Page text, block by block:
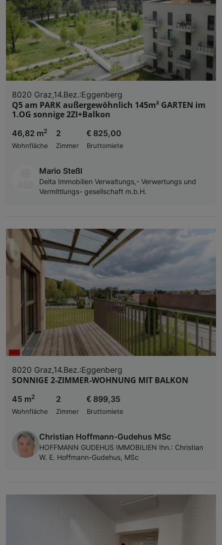
8020 Graz,14.Bez.:Eggenberg
Q5 am PARK außergewöhnlich 145m² GARTEN im
1.OG sonnige 2ZI+Balkon
46,82 m2
Wohnfläche
2
Zimmer
€ 825,00
Bruttomiete
Mario Steßl
Delta Immobilien Verwaltungs,- Verwertungs und
Vermittlungs- gesellschaft m.b.H.
8020 Graz,14.Bez.:Eggenberg
SONNIGE 2-ZIMMER-WOHNUNG MIT BALKON
45 m2
Wohnfläche
2
Zimmer
€ 899,35
Bruttomiete
Christian Hoffmann-Gudehus MSc
HOFFMANN GUDEHUS IMMOBILIEN Ihn.: Christian
W. E. Hoffmann-Gudehus, MSc